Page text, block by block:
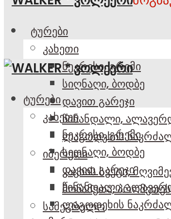
ტურები
კახეთი
ნეკრესი, გრემი
სიღნაღი, ბოდბე
დავით გარეჯი
წინანდალი,
ლაგოდეხის
იმერეთი
კაცხის სვეტი,
მოწამეთა,
სამეგრელო
ტურები
კახეთი
ნეკრესი, გრემი
სიღნაღი, ბოდბე
დავით გარეჯი
წინანდალი,
ლაგოდეხის